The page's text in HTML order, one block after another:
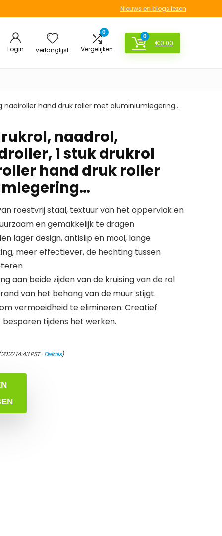
Nieuws en blogs lezen
Login verlanglijst
0
Vergelijken
0
€0.00
naairoller hand druk roller met aluminiumlegering…
naadrol,
1 stuk drukrol
hand druk roller
roestvrij staal, textuur van het oppervlak en
en gemakkelijk te dragen
lager design, antislip en mooi, lange
meer effectiever, de hechting tussen
aan beide zijden van de kruising van de rol
van het behang van de muur stijgt.
vermoeidheid te elimineren. Creatief
tijdens het werken.
14:43 PST-Details)